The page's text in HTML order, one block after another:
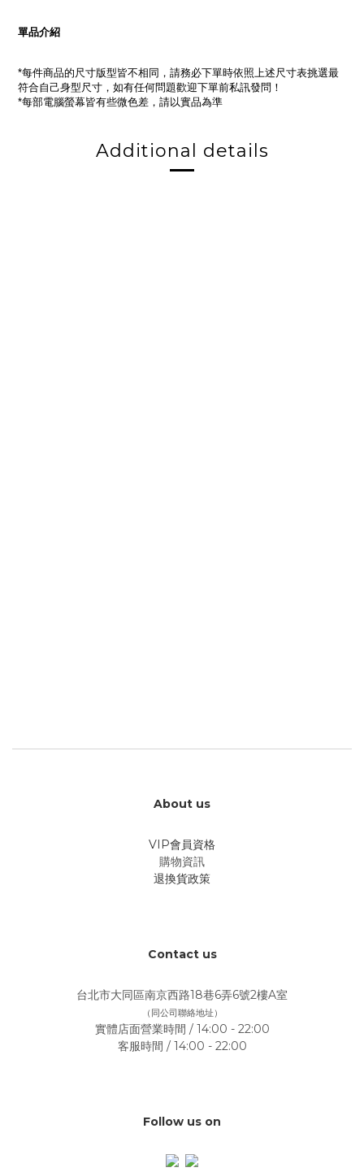
單品介紹
*每件商品的尺寸版型皆不相同，請務必下單時依照上述尺寸表挑選最
符合自己身型尺寸，如有任何問題歡迎下單前私訊發問！
*每部電腦螢幕皆有些微色差，請以實品為準
Additional details
About us
VIP會員資格
購物資訊
退換貨政策
Contact us
台北市大同區南京西路18巷6弄6號2樓A室
（同公司聯絡地址）
實體店面營業時間 / 14:00 - 22:00
客服時間 / 14:00 - 22:00
Follow us on